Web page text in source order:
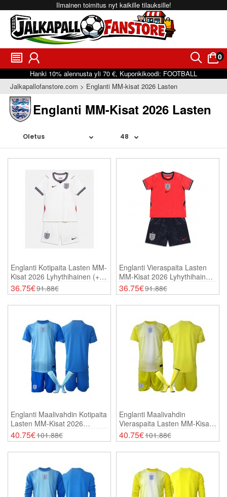
Ilmainen toimitus nyt kaikille tilauksille!
󰂩 󰃳 󰂨 0
󰃠
Hanki 10% alennusta yli 70 €, Kuponkikoodi: FOOTBALL
Jalkapallofanstore.com
Englanti MM-kisat 2026 Lasten
Englanti MM-Kisat 2026 Lasten
Englanti Kotipaita Lasten MM-
Kisat 2026 Lyhythihainen (+
Shortsit)
36.75€91.88€
Englanti Vieraspaita Lasten
MM-Kisat 2026 Lyhythihainen
(+ Shortsit)
36.75€91.88€
Englanti Maalivahdin Kotipaita
Lasten MM-Kisat 2026
Lyhythihainen (+ Shortsit)
40.75€101.88€
Englanti Maalivahdin
Vieraspaita Lasten MM-Kisat
2026 Lyhythihainen (+
Shortsit)
40.75€101.88€